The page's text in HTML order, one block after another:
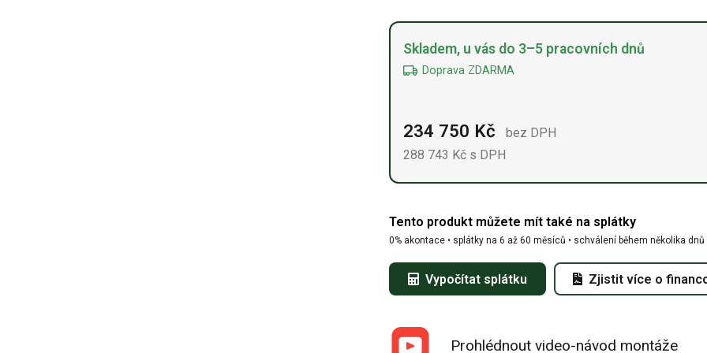
Alternative:
Skladem, u vás do 3–5 pracovních dnů
Doprava ZDARMA
234 750 Kč
bez DPH
288 743 Kč s DPH
Tento produkt můžete mít také na splátky
0% akontace • splátky na 6 až 60 měsíců • schválení během několika dnů
Vypočítat splátku Zjistit více o
Prohlédnout video-návod montáže